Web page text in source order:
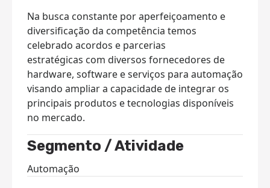
Na busca constante por aperfeiçoamento e
diversificação da competência temos
celebrado acordos e parcerias
estratégicas com diversos fornecedores de
hardware, software e serviços para automação
visando ampliar a capacidade de integrar os
principais produtos e tecnologias disponíveis
no mercado.
Segmento / Atividade
Automação